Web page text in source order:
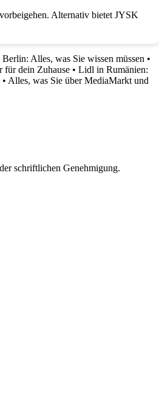
Alternativ bietet JYSK
Alles, was Sie wissen müssen •
dein Zuhause • Lidl in Rumänien:
• Alles, was Sie über MediaMarkt und
schriftlichen Genehmigung.